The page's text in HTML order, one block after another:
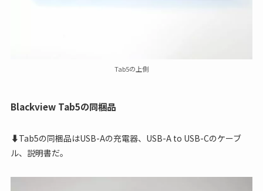
Tab5の上側
Blackview Tab5の同梱品
⬇Tab5の同梱品はUSB-Aの充電器、USB-A to USB-Cのケーブ
ル、説明書だ。